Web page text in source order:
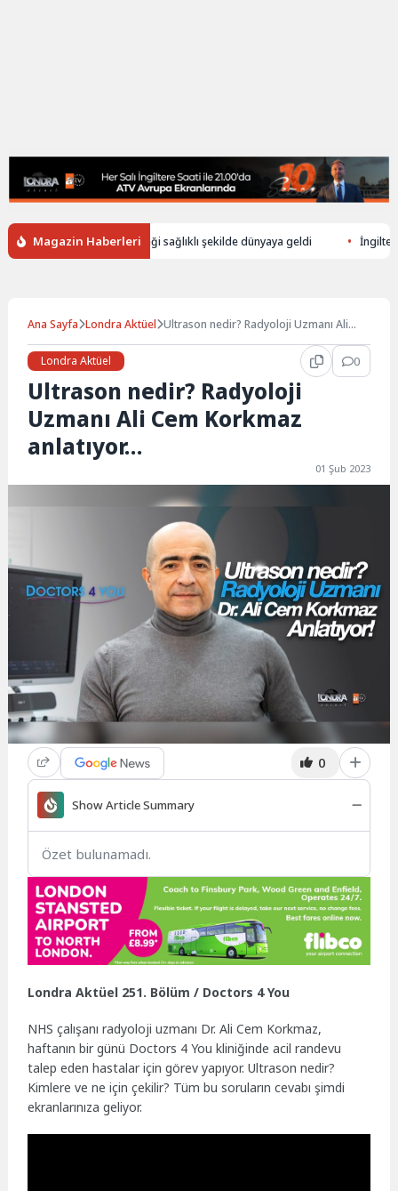
Magazin Haberleri
ölen annenin bebeği sağlıklı şekilde dünyaya geldi
Ana Sayfa Londra Aktüel Ultrason nedir? Radyoloji Uzmanı Ali
Londra Aktüel
0
Ultrason nedir? Radyoloji
Uzmanı Ali Cem Korkmaz
anlatıyor…
01 Şub 2023
0
Show Article Summary
Özet bulunamadı.
Londra Aktüel 251. Bölüm / Doctors 4 You
NHS çalışanı radyoloji uzmanı Dr. Ali Cem Korkmaz,
haftanın bir günü Doctors 4 You kliniğinde acil randevu
talep eden hastalar için görev yapıyor. Ultrason nedir?
Kimlere ve ne için çekilir? Tüm bu soruların cevabı şimdi
ekranlarınıza geliyor.